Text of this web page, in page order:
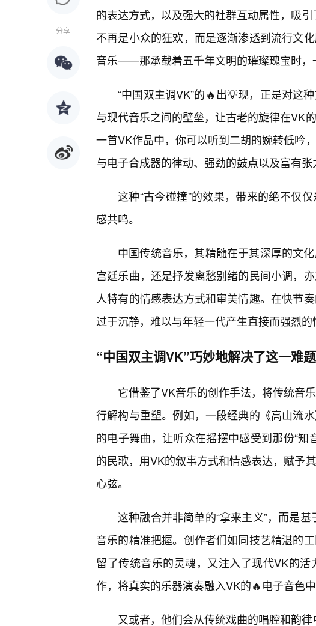
分享
的表达方式，以及强大的社群互动属性，吸
不再是小众的狂欢，而是逐渐渗透到流行文
音乐——那承载着五千年文明的璀璨瑰宝时，
“中国双主调VK”的🔥出💡现，正是对这
与现代音乐之间的壁垒，让古老的旋律在VK
一首VK作品中，你可以听到二胡的婉转低吟
与电子合成器的律动、强劲的鼓点以及富有张
这种“古今碰撞”的效果，带来的绝不仅
感共鸣。
中国传统音乐，其精髓在于其深厚的文
宫廷乐曲，还是抒发离愁别绪的民间小调，
人特有的情感表达方式和审美情趣。在快节
过于沉静，难以与年轻一代产生直接而强烈的
“中国双主调VK”巧妙地解决了这一难题
它借鉴了VK音乐的创作手法，将传统音
行解构与重塑。例如，一段经典的《高山流
的电子舞曲，让听众在摇摆中感受到那份“
的民歌，用VK的叙事方式和情感表达，赋予
心弦。
这种融合并非简单的“拿来主义”，而是
音乐的精准把握。创作者们如同技艺精湛的
留了传统音乐的灵魂，又注入了现代VK的
作，将真实的乐器演奏融入VK的🔥电子音色
又或者，他们会从传统戏曲的唱腔和韵